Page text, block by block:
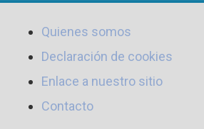
Quienes somos
Declaración de cookies
Enlace a nuestro sitio
Contacto